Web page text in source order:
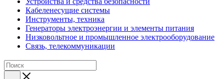
Кабеленесущие системы
Инструменты, техника
Генераторы электроэнергии и элементы питания
Низковольтное и промышленное электрооборудование
Связь, телекоммуникации